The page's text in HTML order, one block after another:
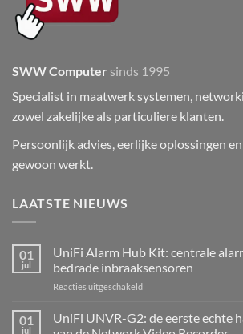
SWW Computer sinds 1995
Specialist in maatwerk systemen,
zowel zakelijke als particuliere klanten.
Persoonlijk advies, eerlijke oplossingen
gewoon werkt.
LAATSTE NIEUWS
01
jul
UniFi Alarm Hub Kit: centrale
bedrade inbraaksensoren
Reacties uitgeschakeldvoor
Alarm
01
jul
UniFi UNVR-G2: de eerste echte